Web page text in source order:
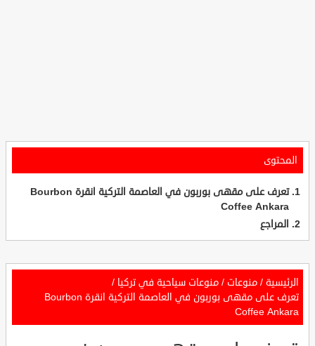
المحتوى
تعرف على مقهى بوربون في العاصمة التركية انقرة Bourbon
Coffee Ankara
المراجع
الرئيسية / منوعات / منوعات سياحية في تركيا /
تعرف على مقهى بوربون في العاصمة التركية انقرة Bourbon
Coffee Ankara